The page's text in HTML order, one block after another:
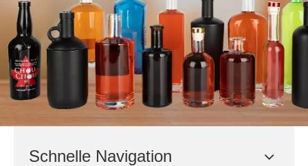
Schnelle Navigation